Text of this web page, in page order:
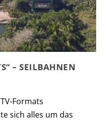
– SEILBAHNEN
Formats
sich alles um das